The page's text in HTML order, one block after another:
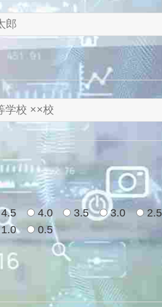
4.5 4.0 3.5 3.0
2.5
1.0 0.5